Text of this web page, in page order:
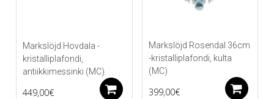
Markslöjd Hovdala -
kristalliplafondi,
antiikkimessinki (MC)
449,00€ Lisää ostoskoriin
Markslöjd Rosendal 36cm
-kristalliplafondi, kulta
(MC)
399,00€